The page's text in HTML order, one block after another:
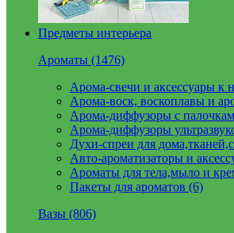
Предметы интерьера
Ароматы (1476)
Арома-свечи и аксессуары к
Арома-воск, воскоплавы и
Арома-диффузоры с
Арома-диффузоры
Духи-спреи для
Авто-ароматизаторы и
Ароматы для тела,мыло и
Пакеты для ароматов (6)
Вазы (806)